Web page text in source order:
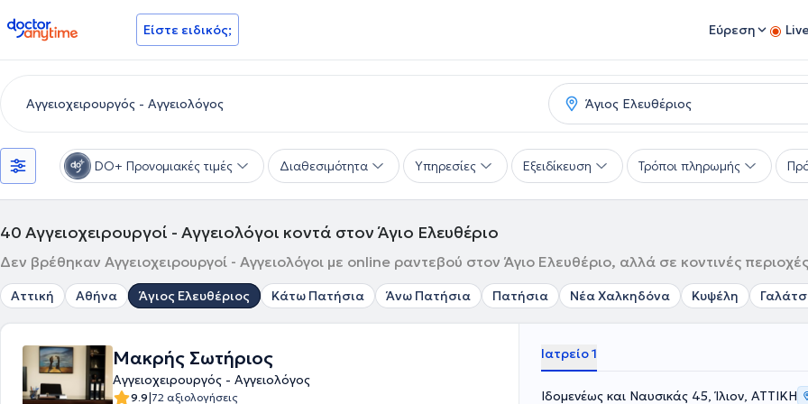
doctoranytime Είστε ειδικός; Εύρεση
DO+ Προνομιακές τιμές Διαθεσιμότητα Υπηρεσίες Εξειδίκευση Τρόποι πληρωμής
40 Αγγειοχειρουργοί - Αγγειολόγοι κοντά στον Άγιο Ελευθέριο
Δεν βρέθηκαν Αγγειοχειρουργοί - Αγγειολόγοι με online ραντεβού στον Άγιο Ελευθέριο, αλλά σε κοντινές
Αττική Αθήνα Άγιος Ελευθέριος Κάτω Πατήσια Άνω Πατήσια Πατήσια Νέα Χαλκηδόνα Κυψέλη
Μακρής Σωτήριος
Αγγειοχειρουργός - Αγγειολόγος
9.9|72 αξιολογήσεις
Ιατρείο 1
Ιδομενέως και Ναυσικάς 45, Ίλιον, ΑΤΤΙΚΗ